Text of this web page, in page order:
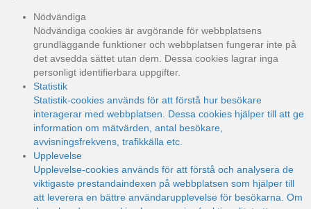
Nödvändiga
Nödvändiga cookies är avgörande för webbplatsens
grundläggande funktioner och webbplatsen fungerar inte på
det avsedda sättet utan dem. Dessa cookies lagrar inga
personligt identifierbara uppgifter.
Statistik
Statistik-cookies används för att förstå hur besökare
interagerar med webbplatsen. Dessa cookies hjälper till att ge
information om mätvärden, antal besökare,
avvisningsfrekvens, trafikkälla etc.
Upplevelse
Upplevelse-cookies används för att förstå och analysera de
viktigaste prestandaindexen på webbplatsen som hjälper till
att leverera en bättre användarupplevelse för besökarna. Om